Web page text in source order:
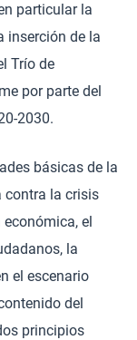
particular la
inserción de la
Trío de
por parte del
2030.
básicas de la
contra la crisis
el
la
el escenario
del
principios